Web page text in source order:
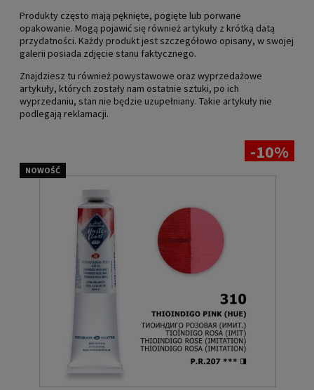
Produkty często mają pęknięte, pogięte lub porwane
opakowanie. Mogą pojawić się również artykuły z krótką datą
przydatności. Każdy produkt jest szczegółowo opisany, w swojej
galerii posiada zdjęcie stanu faktycznego.
Znajdziesz tu również powystawowe oraz wyprzedażowe
artykuły, których zostały nam ostatnie sztuki, po ich
wyprzedaniu, stan nie będzie uzupełniany. Takie artykuły nie
podlegają reklamacji.
-10%
NOWOŚĆ